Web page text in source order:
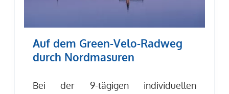
Auf dem Green-Velo-Radweg
durch Nordmasuren
Bei der 9-tägigen individuellen